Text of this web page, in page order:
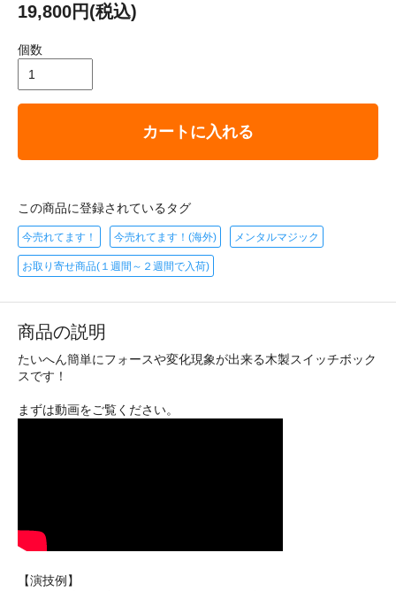
19,800円(税込)
個数
カートに入れる
この商品に登録されているタグ
今売れてます！ 今売れてます！(海外) メンタルマジック
お取り寄せ商品(１週間～２週間で入荷)
商品の説明
たいへん簡単にフォースや変化現象が出来る木製スイッチボック
スです！
まずは動画をご覧ください。
【演技例】